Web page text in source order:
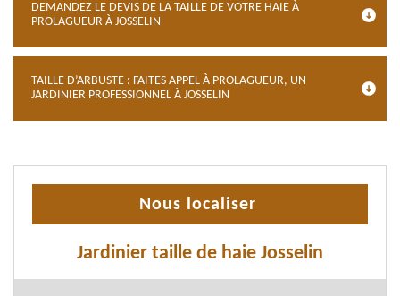
DEMANDEZ LE DEVIS DE LA TAILLE DE VOTRE HAIE À
PROLAGUEUR À JOSSELIN
TAILLE D’ARBUSTE : FAITES APPEL À PROLAGUEUR, UN
JARDINIER PROFESSIONNEL À JOSSELIN
Nous localiser
Jardinier taille de haie Josselin